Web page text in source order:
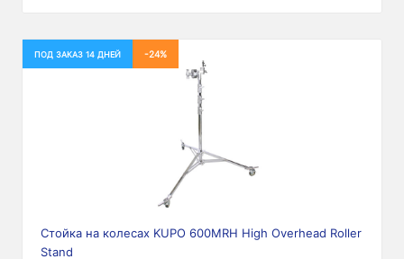
ПОД ЗАКАЗ 14 ДНЕЙ -24%
Стойка на колесах KUPO 600MRH High Overhead Roller
Stand